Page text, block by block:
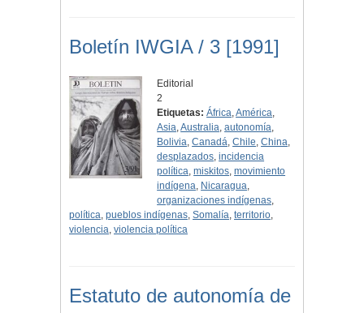
Boletín IWGIA / 3 [1991]
Editorial
2
Etiquetas: África,América,
Asia,Australia,autonomía,
Bolivia,Canadá,Chile,China,
desplazados,incidencia
política,miskitos,movimiento
indígena, Nicaragua,
organizaciones indígenas,
política, pueblos indígenas, Somalía, territorio,
violencia, violencia política
Estatuto de autonomía de